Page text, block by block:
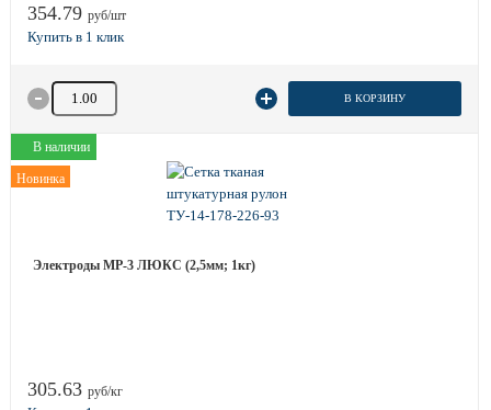
354.79 руб/шт
Количество товара В КОРЗИНУ
В наличии
Новинка
Электроды МР-3 ЛЮКС (2,5мм; 1кг)
305.63 руб/кг